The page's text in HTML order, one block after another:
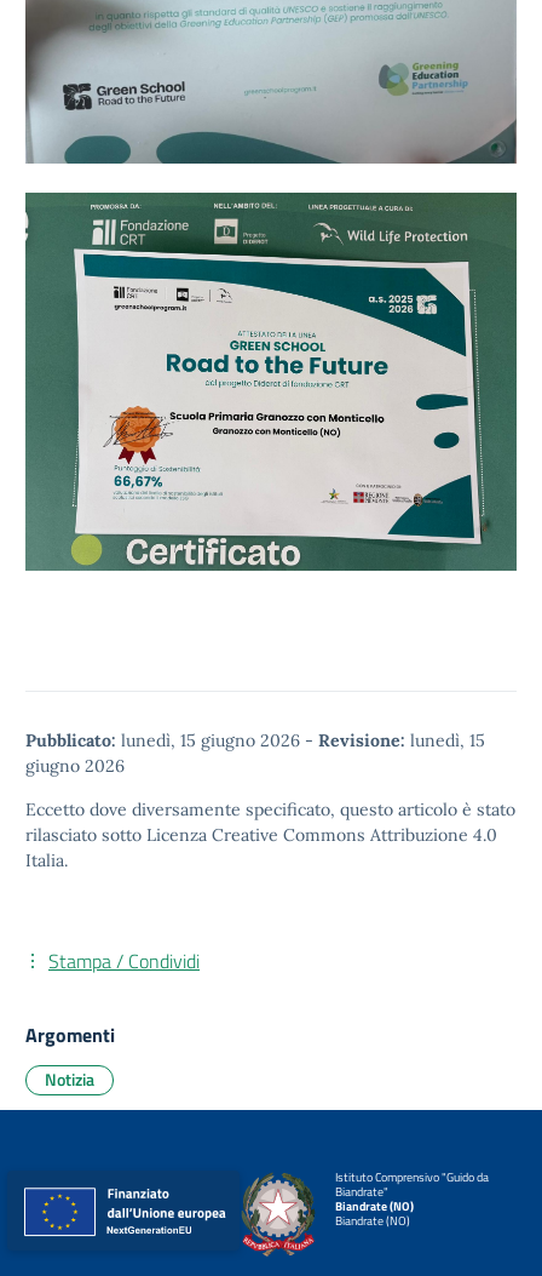
Pubblicato: lunedì, 15 giugno 2026 - Revisione: lunedì, 15
giugno 2026
Eccetto dove diversamente specificato, questo articolo è stato
rilasciato sotto Licenza Creative Commons Attribuzione 4.0
Italia.
Stampa / Condividi
Argomenti
Notizia
Istituto Comprensivo "Guido da
Biandrate"
Biandrate (NO)
Biandrate (NO)